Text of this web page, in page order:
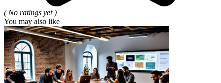
( No ratings yet )
You may also like